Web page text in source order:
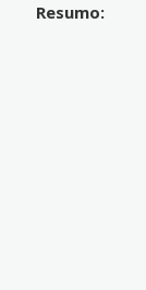
Resumo: